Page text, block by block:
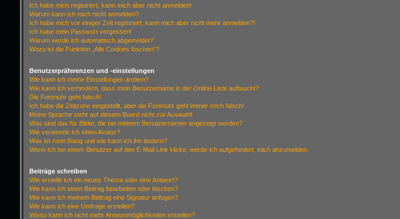
Ich habe mich registriert, kann mich aber nicht anmelden!
Warum kann ich mich nicht anmelden?
Ich habe mich vor einiger Zeit registriert, kann mich aber nicht mehr anmelden?!
Ich habe mein Passwort vergessen!
Warum werde ich automatisch abgemeldet?
Wozu ist die Funktion „Alle Cookies löschen“?
Benutzerpräferenzen und -einstellungen
Wie kann ich meine Einstellungen ändern?
Wie kann ich verhindern, dass mein Benutzername in der Online-Liste auftaucht?
Die Forenuhr geht falsch!
Ich habe die Zeitzone eingestellt, aber die Forenuhr geht immer noch falsch!
Meine Sprache steht auf diesem Board nicht zur Auswahl!
Was sind das für Bilder, die bei meinem Benutzernamen angezeigt werden?
Wie verwende ich einen Avatar?
Was ist mein Rang und wie kann ich ihn ändern?
Wenn ich bei einem Benutzer auf den E-Mail-Link klicke, werde ich aufgefordert, mich anzumelden.
Beiträge schreiben
Wie erstelle ich ein neues Thema oder eine Antwort?
Wie kann ich einen Beitrag bearbeiten oder löschen?
Wie kann ich meinem Beitrag eine Signatur anfügen?
Wie kann ich eine Umfrage erstellen?
Wieso kann ich nicht mehr Antwortmöglichkeiten erstellen?